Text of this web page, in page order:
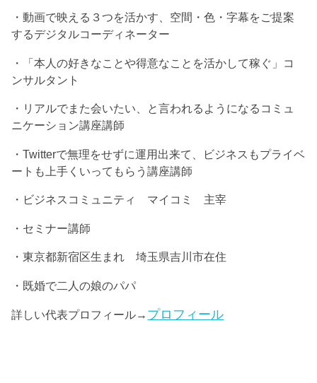
・動画で映える３つを活かす、空間・色・字幕をご提案
するデジタルコーディネーター
・「本人の好きなことや得意なことを活かして稼ぐ」コ
ンサルタント
・リアルでまた会いたい、と言われるようになるコミュ
ニケーション講座講師
・Twitterで無理をせずに運用出来て、ビジネスもプライベ
ートも上手くいってもらう講座講師
・ビジネスコミュニティ マイコミ 主宰
・セミナー講師
・東京都新宿区生まれ 埼玉県吉川市在住
・既婚で二人の娘のパパ
詳しい代表プロフィール→ プロフィール